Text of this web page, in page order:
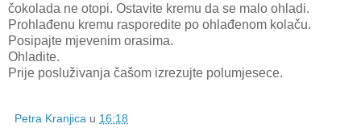
čokolada ne otopi. Ostavite kremu da se malo ohladi.
Prohlađenu kremu rasporedite po ohlađenom kolaču.
Posipajte mjevenim orasima.
Ohladite.
Prije posluživanja čašom izrezujte polumjesece.
Petra Kranjica u 16:18